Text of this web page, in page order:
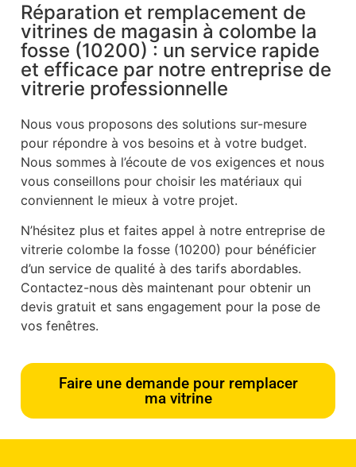
Réparation et remplacement de
vitrines de magasin à colombe la
fosse (10200) : un service rapide
et efficace par notre entreprise de
vitrerie professionnelle
Nous vous proposons des solutions sur-mesure
pour répondre à vos besoins et à votre budget.
Nous sommes à l’écoute de vos exigences et nous
vous conseillons pour choisir les matériaux qui
conviennent le mieux à votre projet.
N’hésitez plus et faites appel à notre entreprise de
vitrerie colombe la fosse (10200) pour bénéficier
d’un service de qualité à des tarifs abordables.
Contactez-nous dès maintenant pour obtenir un
devis gratuit et sans engagement pour la pose de
vos fenêtres.
Faire une demande pour remplacer
ma vitrine